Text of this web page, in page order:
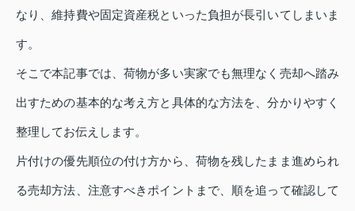
なり、維持費や固定資産税といった負担が長引いてしまいま
す。
そこで本記事では、荷物が多い実家でも無理なく売却へ踏み
出すための基本的な考え方と具体的な方法を、分かりやすく
整理してお伝えします。
片付けの優先順位の付け方から、荷物を残したまま進められ
る売却方法、注意すべきポイントまで、順を追って確認して